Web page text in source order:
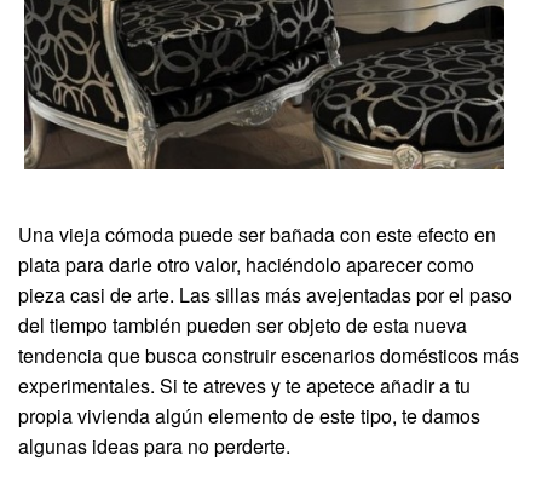
Una vieja cómoda puede ser bañada con este efecto en
plata para darle otro valor, haciéndolo aparecer como
pieza casi de arte. Las sillas más avejentadas por el paso
del tiempo también pueden ser objeto de esta nueva
tendencia que busca construir escenarios domésticos más
experimentales. Si te atreves y te apetece añadir a tu
propia vivienda algún elemento de este tipo, te damos
algunas ideas para no perderte.